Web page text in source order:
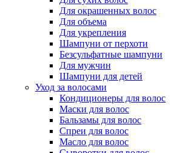
Для окрашенных волос
Для объема
Для укрепления
Шампуни от перхоти
Безсульфатные шампуни
Для мужчин
Шампуни для детей
Уход за волосами
Кондиционеры для волос
Маски для волос
Бальзамы для волос
Спреи для волос
Масло для волос